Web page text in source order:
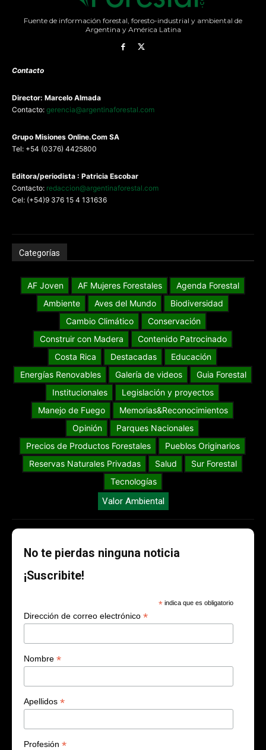
Fuente de información forestal, foresto-industrial y ambiental de
Argentina y América Latina
Contacto
Director: Marcelo Almada
Contacto: gerencia@argentinaforestal.com
Grupo Misiones Online.Com SA
Tel: +54 (0376) 4425800
Editora/periodista : Patricia Escobar
Contacto: redaccion@argentinaforestal.com
Cel: (+54)9 376 15 4 131636
Categorías
AF Joven AF Mujeres Forestales
Agenda Forestal
Ambiente
Aves del Mundo
Biodiversidad
Cambio Climático
Conservación
Construir con Madera
Contenido Patrocinado
Costa Rica
Destacadas
Educación
Energías Renovables
Galería de videos
Guia Forestal
Institucionales
Legislación y proyectos
Manejo de Fuego
Memorias&Reconocimientos
Opinión
Parques Nacionales
Precios de Productos Forestales
Pueblos Originarios
Reservas Naturales Privadas
Salud
Sur Forestal
Tecnologías
Valor Ambiental
No te pierdas ninguna noticia
¡Suscribite!
* indica que es obligatorio
Dirección de correo electrónico *
Nombre *
Apellidos *
Profesión *